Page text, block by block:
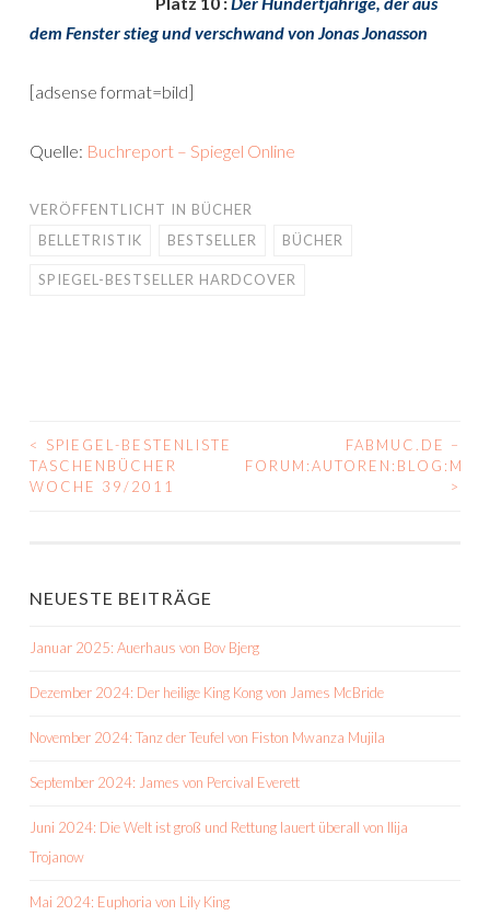
dem Fenster stieg und verschwand von Jonas Jonasson
[adsense format=bild]
Quelle: Buchreport – Spiegel Online
VERÖFFENTLICHT IN BÜCHER
BELLETRISTIK
BESTSELLER BÜCHER
SPIEGEL-BESTSELLER HARDCOVER
BEITRAGS-
NAVIGATION
<
SPIEGEL-BESTENLISTE
TASCHENBÜCHER
WOCHE 39/2011
FABMUC.DE –
>
NEUESTE BEITRÄGE
Januar 2025: Auerhaus von Bov Bjerg
Dezember 2024: Der heilige King Kong von James McBride
November 2024: Tanz der Teufel von Fiston Mwanza Mujila
September 2024: James von Percival Everett
Juni 2024: Die Welt ist groß und Rettung lauert überall von Ilija
Trojanow
Mai 2024: Euphoria von Lily King